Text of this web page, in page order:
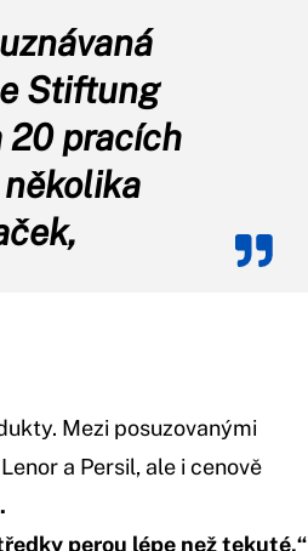
Stiftung
20 pracích
Mezi posuzovanými
a Persil, ale i cenově
perou lépe než tekuté,“